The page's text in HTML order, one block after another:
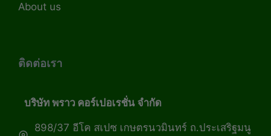
About us
ติดต่อเรา
บริษัท พราว คอร์เปอเรชั่น จำกัด
898/37 อีโค สเปซ เกษตรนวมินทร์ ถ.ประเสริฐมนู